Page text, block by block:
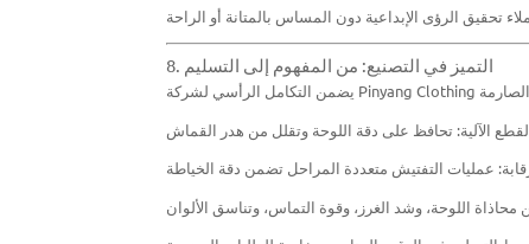
8. التميز في التصنيع: من المفهوم إلى التسليم